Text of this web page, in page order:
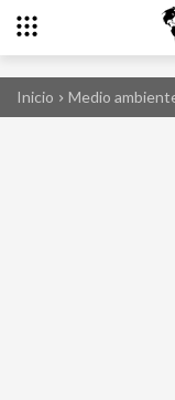
Inicio Medio